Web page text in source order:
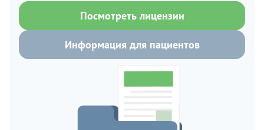
Посмотреть лицензии
Информация для пациентов